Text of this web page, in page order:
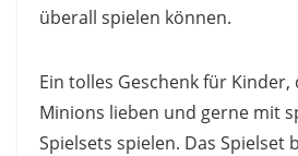
überall spielen können.
Ein tolles Geschenk für
Minions lieben und gerne mit
Spielsets spielen. Das Spielset